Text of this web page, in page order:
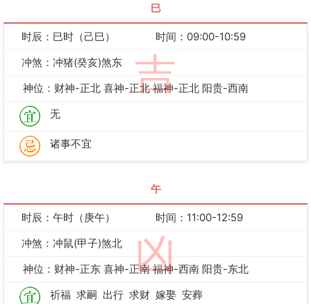
巳
吉
时辰：巳时（己巳）
时间：09:00-10:59
冲煞：冲猪(癸亥)煞东
神位：财神-正北 喜神-正北 福神-正北 阳贵-西南
无
诸事不宜
午
凶
时辰：午时（庚午）
时间：11:00-12:59
冲煞：冲鼠(甲子)煞北
神位：财神-正东 喜神-正南 福神-西南 阳贵-东北
祈福 求嗣 出行 求财 嫁娶 安葬